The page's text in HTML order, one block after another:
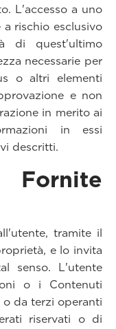
L'accesso a uno
rischio esclusivo
di quest'ultimo
necessarie per
o altri elementi
e non
in merito ai
in essi
descritti.
tramite il
e lo invita
senso. L'utente
o i Contenuti
da terzi operanti
riservati o di